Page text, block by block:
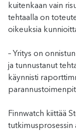
kuitenkaan vain
tehtaalla on
oikeuksia
– Yritys on
ja tunnustanut
käynnisti
Finnwatch kiittää
tutkimusprosessin